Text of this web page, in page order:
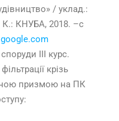
/ уклад.:
КНУБА, 2018. –с
ІІІ курс.
крізь
призмою на ПК